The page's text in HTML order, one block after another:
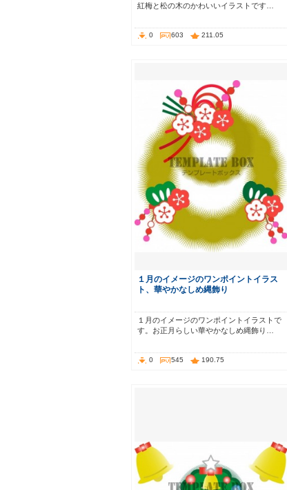
紅梅と松の木のかわいいイラストです…
0 603 211.05
１月のイメージのワンポイントイラス
ト、華やかなしめ縄飾り
１月のイメージのワンポイントイラストで
す。お正月らしい華やかなしめ縄飾り…
0 545 190.75